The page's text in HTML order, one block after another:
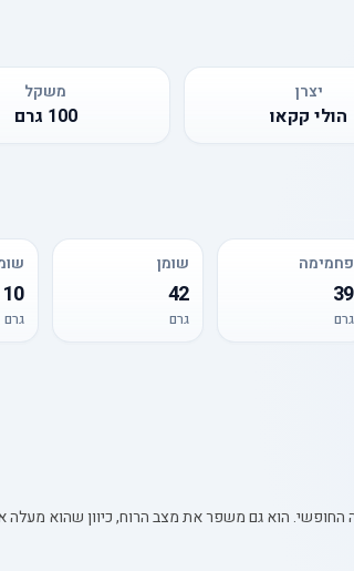
יצרן
הולי קקאו
משקל
100 גרם
פחמימה
39
גרם
שומן
42
גרם
10
גרם
החופשי. הוא גם משפר את מצב הרוח, כיוון שהוא מעלה